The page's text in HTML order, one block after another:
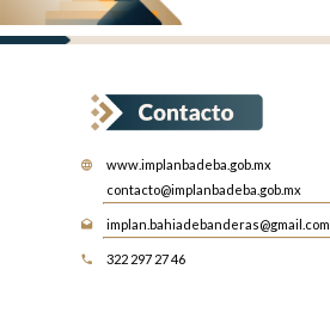
www.implanbadeba.gob.mx
contacto@implanbadeba.gob.mx
implan.bahiadebanderas@gmail.com
322 297 27 46